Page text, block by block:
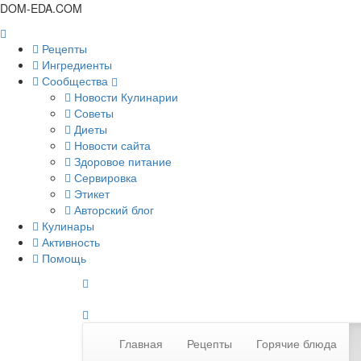
DOM-EDA.COM
Рецепты
Ингредиенты
Сообщества
Новости Кулинарии
Советы
Диеты
Новости сайта
Здоровое питание
Сервировка
Этикет
Авторский блог
Кулинары
Активность
Помощь
Главная Рецепты Горячие блюда